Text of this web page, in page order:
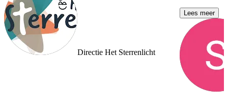
Directie Het Sterrenlicht
Lees meer